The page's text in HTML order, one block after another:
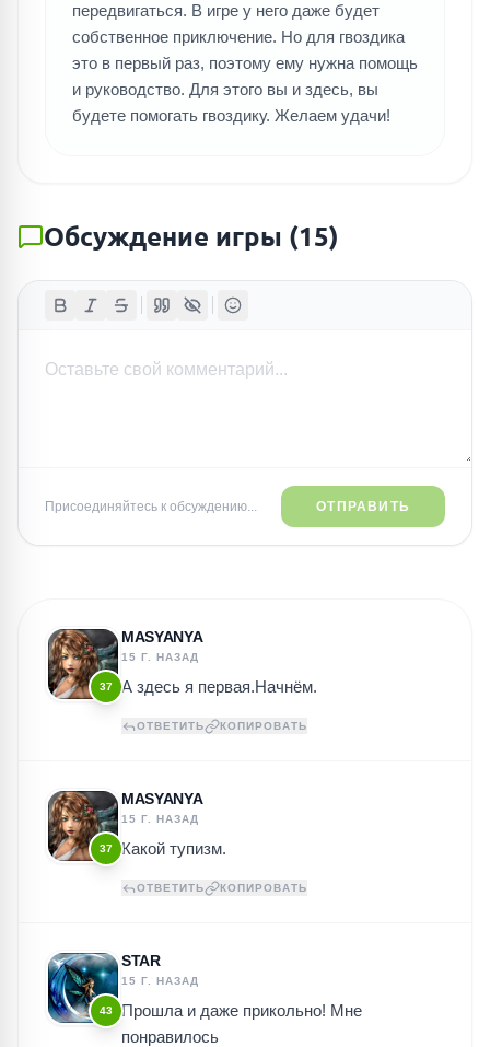
ПОИСК ИГР
передвигаться. В игре у него даже будет
собственное приключение. Но для гвоздика
это в первый раз, поэтому ему нужна помощь
и руководство. Для этого вы и здесь, вы
будете помогать гвоздику. Желаем удачи!
Обсуждение игры (15)
Присоединяйтесь к обсуждению... ОТПРАВИТЬ
37
MASYANYA
15 Г. НАЗАД
А здесь я первая.Начнём.
ОТВЕТИТЬ КОПИРОВАТЬ
37
MASYANYA
15 Г. НАЗАД
Какой тупизм.
ОТВЕТИТЬ КОПИРОВАТЬ
43
STAR
15 Г. НАЗАД
Прошла и даже прикольно! Мне
понравилось